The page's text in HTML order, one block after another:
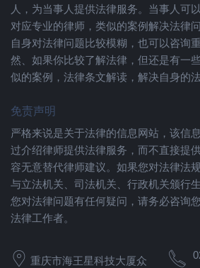
人，为当事人提供法律服务。当事人可
对应专业的律师，类似的案例解决法律
自身对法律问题比较模糊，也可以咨询
然、如果你比较了解法律，但还是有一
似的案例，法律条文解读，解决自身的法
免责声明
严格来说是关于法律的信息网站，该信
过介绍律师提供法律服务，而不直接提
容无意替代律师建议。如果您对法律法
与立法机关、司法机关、行政机关颁行
您对法律问题有任何疑问，请务必咨询
法律工作者。
重庆市海王星科技大厦众